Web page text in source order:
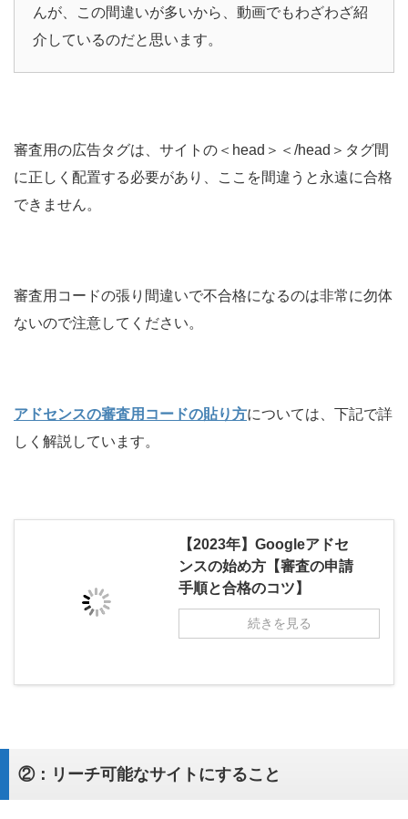
んが、この間違いが多いから、動画でもわざわざ紹
介しているのだと思います。
審査用の広告タグは、サイトの＜head＞＜/head＞タグ間
に正しく配置する必要があり、ここを間違うと永遠に合格
できません。
審査用コードの張り間違いで不合格になるのは非常に勿体
ないので注意してください。
アドセンスの審査用コードの貼り方については、下記で詳
しく解説しています。
【2023年】Googleアドセ
ンスの始め方【審査の申請
手順と合格のコツ】
続きを見る
②：リーチ可能なサイトにすること